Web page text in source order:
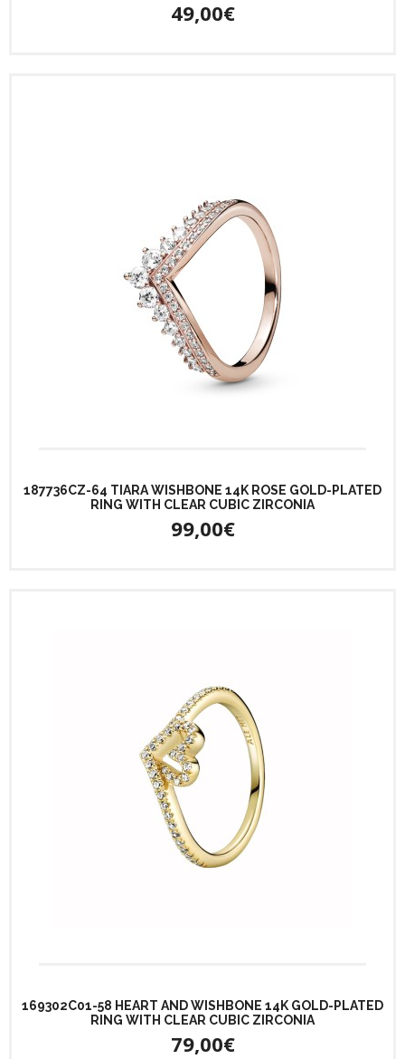
49,00€
187736CZ-64 TIARA WISHBONE 14K ROSE GOLD-PLATED
RING WITH CLEAR CUBIC ZIRCONIA
99,00€
169302C01-58 HEART AND WISHBONE 14K GOLD-PLATED
RING WITH CLEAR CUBIC ZIRCONIA
79,00€